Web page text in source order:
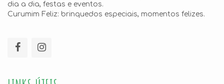
dia a dia, festas e eventos.
Curumim Feliz: brinquedos especiais, momentos felizes.